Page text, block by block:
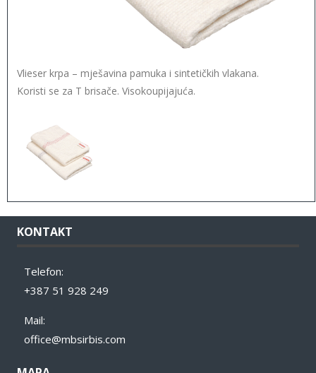
Vlieser krpa – mješavina pamuka i sintetičkih vlakana.
Koristi se za T brisače. Visokoupijajuća.
KONTAKT
Telefon:
+387 51 928 249
Mail:
office@mbsirbis.com